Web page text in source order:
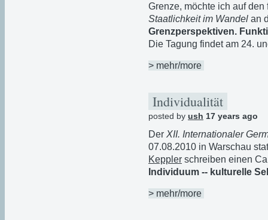
Grenze, möchte ich auf
Staatlichkeit im Wandel an
Grenzperspektiven.
Die Tagung findet am 24.
> mehr/more
Individualität
posted by ush 17 years ago
Der XII. Internationaler
07.08.2010 in Warschau
Keppler schreiben einen
Individuum -- kulturelle
> mehr/more